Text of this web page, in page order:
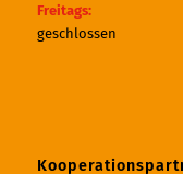
Freitags:
geschlossen